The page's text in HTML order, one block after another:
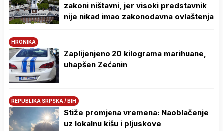
zakoni ništavni, jer visoki predstavnik
nije nikad imao zakonodavna ovlaštenja
HRONIKA
Zaplijenjeno 20 kilograma marihuane,
uhapšen Zećanin
REPUBLIKA SRPSKA / BIH
Stiže promjena vremena: Naoblačenje
uz lokalnu kišu i pljuskove